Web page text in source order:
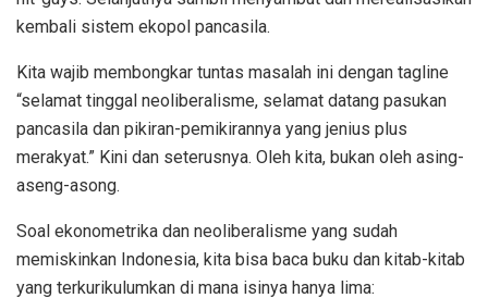
kembali sistem ekopol pancasila.
Kita wajib membongkar tuntas masalah ini dengan tagline
“selamat tinggal neoliberalisme, selamat datang pasukan
pancasila dan pikiran-pemikirannya yang jenius plus
merakyat.” Kini dan seterusnya. Oleh kita, bukan oleh asing-
aseng-asong.
Soal ekonometrika dan neoliberalisme yang sudah
memiskinkan Indonesia, kita bisa baca buku dan kitab-kitab
yang terkurikulumkan di mana isinya hanya lima: